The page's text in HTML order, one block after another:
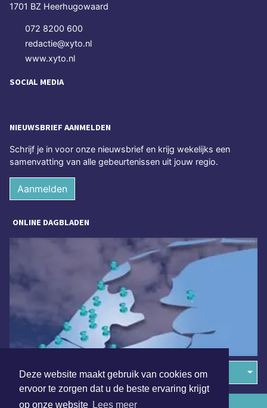
Deze website maakt gebruik van cookies om
ervoor te zorgen dat u de beste ervaring krijgt
op onze website Lees meer
1701 BZ Heerhugowaard
072 8200 600
redactie@xyto.nl
www.xyto.nl
SOCIAL MEDIA
NIEUWSBRIEF AANMELDEN
Schrijf je in voor onze nieuwsbrief en krijg wekelijks een
samenvatting van alle gebeurtenissen uit jouw regio.
Aanmelden
ONLINE DAGBLADEN
Overige dagbladen in de regio